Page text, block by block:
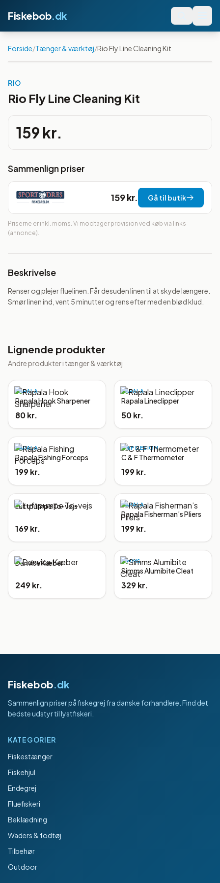
Fiskebob.dk
Forside/Tænger & værktøj/Rio Fly Line Cleaning Kit
RIO
Rio Fly Line Cleaning Kit
159 kr.
Sammenlign priser
159 kr. Gå til butik
Priserne er inkl. moms. Vi modtager provision ved køb via links
(annonce).
Beskrivelse
Renser og plejer fluelinen. Får desuden linen til at skyde længere.
Smør linen ind, vent 5 minutter og rens efter med en blød klud.
Lignende produkter
Andre produkter i tænger & værktøj
RAPALA
Rapala Hook Sharpener
80 kr.
RAPALA
Rapala Lineclipper
50 kr.
RAPALA
Rapala Fishing Forceps
199 kr.
C&F DESIGN
C & F Thermometer
199 kr.
Luftpumpe To-vejs
169 kr.
RAPALA
Rapala Fisherman’s Pliers
199 kr.
Danvise Kæber
249 kr.
SIMMS
Simms Alumibite Cleat
329 kr.
Fiskebob.dk
Sammenlign priser på fiskegrej fra danske forhandlere. Find det
bedste udstyr til lystfiskeri.
KATEGORIER
Fiskestænger
Fiskehjul
Endegrej
Fluefiskeri
Beklædning
Waders & fodtøj
Tilbehør
Outdoor